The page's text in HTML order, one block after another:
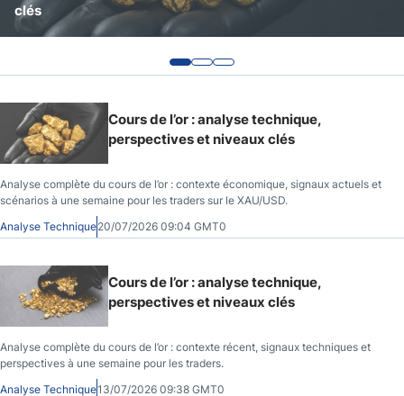
clés
clés
clés
Cours de l’or : analyse technique,
perspectives et niveaux clés
Analyse complète du cours de l’or : contexte économique, signaux actuels et
scénarios à une semaine pour les traders sur le XAU/USD.
Analyse Technique20/07/2026 09:04 GMT0
Cours de l’or : analyse technique,
perspectives et niveaux clés
Analyse complète du cours de l’or : contexte récent, signaux techniques et
perspectives à une semaine pour les traders.
Analyse Technique13/07/2026 09:38 GMT0